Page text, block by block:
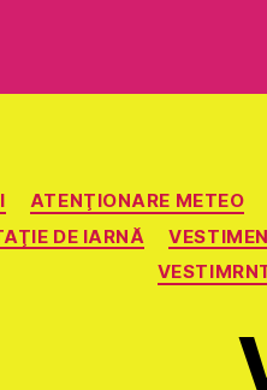
ATENŢIONARE METEO
DE IARNĂ